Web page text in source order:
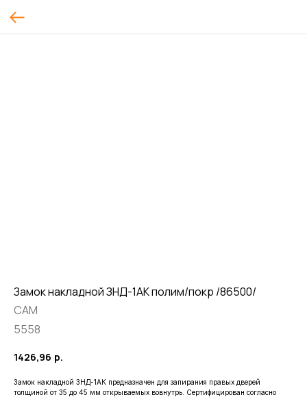
Замок накладной ЗНД-1АК полим/покр /86500/
САМ
5558
1426,96 р.
Замок накладной ЗНД-1АК предназначен для запирания правых дверей
толщиной от 35 до 45 мм открываемых вовнутрь. Сертифицирован согласно